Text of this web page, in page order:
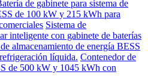
de gabinete para sistema de
de 100 kW y 215 kWh para
Sistema de
inteligente con gabinete de baterías
almacenamiento de energía BESS
líquida. Contenedor de
de 500 kW y 1045 kWh con